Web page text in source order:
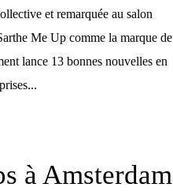
et remarquée au salon
Me Up comme la marque de
lance 13 bonnes nouvelles en
à Amsterdam